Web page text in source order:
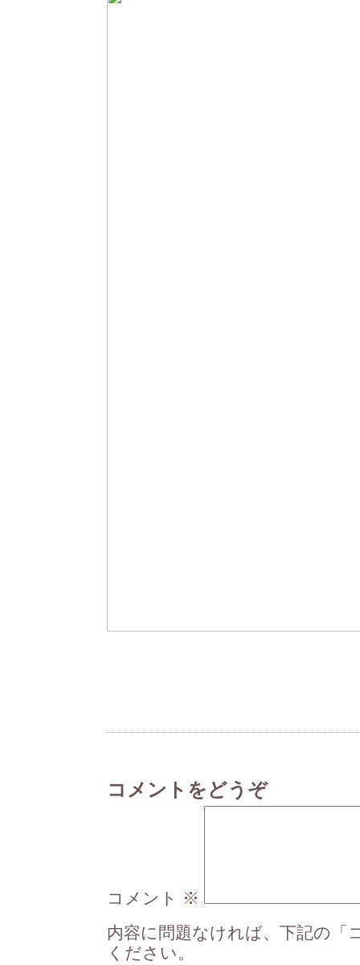
コメントをどうぞ
コメント
※
内容に問題なければ、下記の「
ください。